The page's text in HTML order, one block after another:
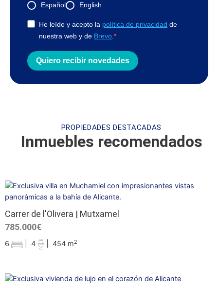
Español English
He leído y acepto la política de privacidad de
nuestra web y de Brevo
Quiero recibir novedades
PROPIEDADES DESTACADAS
Inmuebles recomendados
Carrer de l'Olivera | Mutxamel
785.000€
6 4 454 m2